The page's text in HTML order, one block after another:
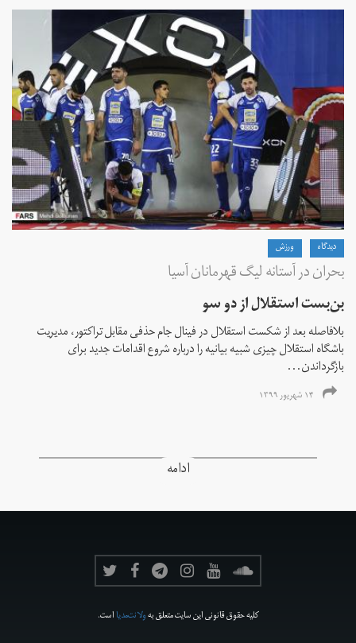
دیدگاه ورزش
بحران در آستانه لیگ قهرمانان آسیا
بن‌بست استقلال از دو سو
بلافاصله بعد از شکست استقلال در فینال جام حذفی مقابل تراکتور، مدیریت
باشگاه استقلال چیزی شبیه بیانیه را درباره شروع اقدامات جدید برای
بازگرداندن...
۱۴ شهریور ۱۳۹۹
ادامه
کلیه حقوق قانونی این سایت متعلق بهولانت‌مدیااست.